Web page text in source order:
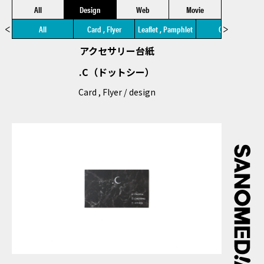
All
Design
All
Card , Flyer Leaflet , Pamphlet Other
Web Movie
アクセサリー台紙
.C（ドットシー）
Card , Flyer design